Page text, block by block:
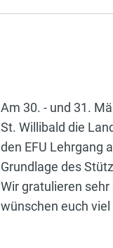
Am 30. - und 31.
St. Willibald die
den EFU Lehrgang
Grundlage des
Wir gratulieren
wünschen euch